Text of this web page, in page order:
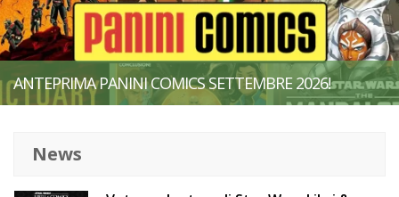
ANTEPRIMA PANINI COMICS SETTEMBRE 2026!
News